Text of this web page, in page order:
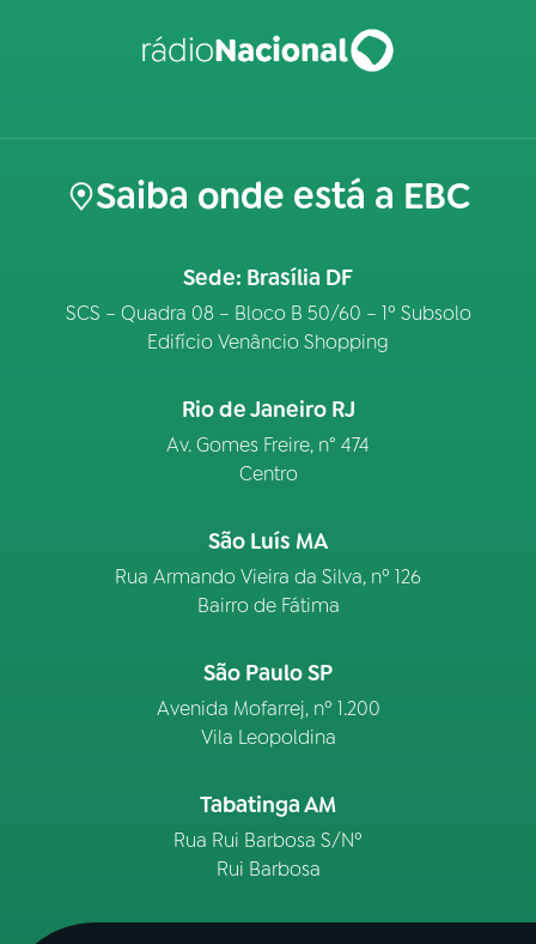
Saiba onde está a EBC
Sede: Brasília DF
SCS – Quadra 08 – Bloco B 50/60 – 1º Subsolo
Edifício Venâncio Shopping
Rio de Janeiro RJ
Av. Gomes Freire, n° 474
Centro
São Luís MA
Rua Armando Vieira da Silva, nº 126
Bairro de Fátima
São Paulo SP
Avenida Mofarrej, nº 1.200
Vila Leopoldina
Tabatinga AM
Rua Rui Barbosa S/Nº
Rui Barbosa